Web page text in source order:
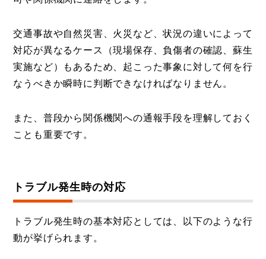
交通事故や自然災害、火災など、状況の違いによって
対応が異なるケース（現場保存、負傷者の確認、蘇生
実施など）もあるため、起こった事象に対して何を行
なうべきか瞬時に判断できなければなりません。
また、普段から関係機関への通報手段を理解しておく
ことも重要です。
トラブル発生時の対応
トラブル発生時の基本対応としては、以下のような行
動が挙げられます。